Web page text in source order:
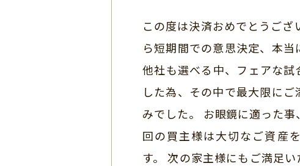
この度は決済おめでとうご
ら短期間での意思決定、本当
他社も選べる中、フェアな
した為、その中で最大限に
みでした。 お眼鏡に適った
回の買主様は大切なご資産
す。 次の家主様にもご満足